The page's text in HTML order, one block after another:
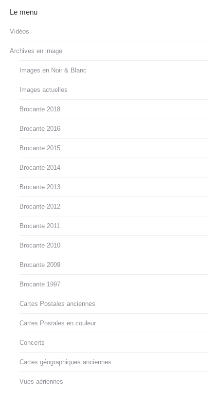
Le menu
Vidéos
Archives en image
Images en Noir & Blanc
Images actuelles
Brocante 2018
Brocante 2016
Brocante 2015
Brocante 2014
Brocante 2013
Brocante 2012
Brocante 2011
Brocante 2010
Brocante 2009
Brocante 1997
Cartes Postales anciennes
Cartes Postales en couleur
Concerts
Cartes géographiques anciennes
Vues aériennes